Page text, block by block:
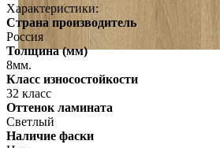
Характеристики:
Страна производитель
Россия
Толщина (мм)
8мм.
Класс износостойкости
32 класс
Оттенок ламината
Светлый
Наличие фаски